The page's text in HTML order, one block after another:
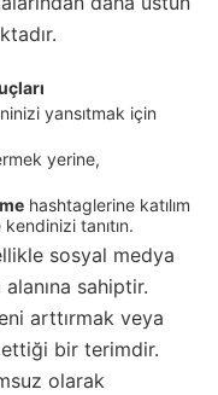
yansıtmak için
yerine,
hashtaglerine katılım
tanıtın.
sosyal medya
sahiptir.
arttırmak veya
bir terimdir.
olarak